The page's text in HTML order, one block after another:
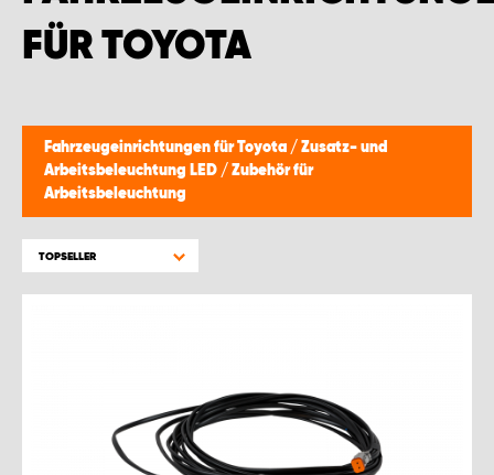
FÜR TOYOTA
Fahrzeugeinrichtungen für Toyota / Zusatz- und
Arbeitsbeleuchtung LED / Zubehör für
Arbeitsbeleuchtung
TOPSELLER
WORK SYSTEM NAMEN
WORK SYSTEM WORK SYSTEM BRÜGGE